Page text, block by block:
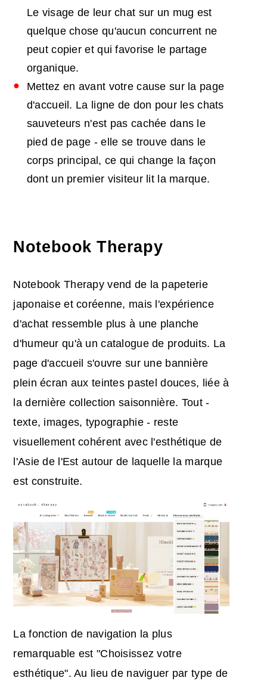
Le visage de leur chat sur un mug est
quelque chose qu'aucun concurrent ne
peut copier et qui favorise le partage
organique.
Mettez en avant votre cause sur la page
d'accueil. La ligne de don pour les chats
sauveteurs n'est pas cachée dans le
pied de page - elle se trouve dans le
corps principal, ce qui change la façon
dont un premier visiteur lit la marque.
Notebook Therapy
Notebook Therapy vend de la papeterie
japonaise et coréenne, mais l'expérience
d'achat ressemble plus à une planche
d'humeur qu'à un catalogue de produits. La
page d'accueil s'ouvre sur une bannière
plein écran aux teintes pastel douces, liée à
la dernière collection saisonnière. Tout -
texte, images, typographie - reste
visuellement cohérent avec l'esthétique de
l'Asie de l'Est autour de laquelle la marque
est construite.
La fonction de navigation la plus
remarquable est "Choisissez votre
esthétique". Au lieu de naviguer par type de